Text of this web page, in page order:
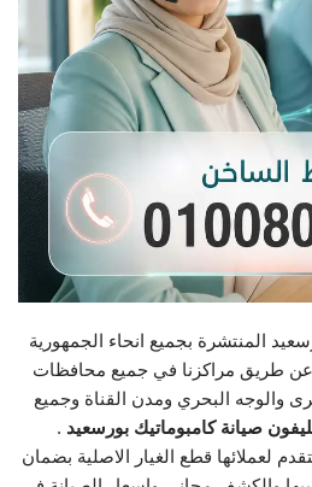
المنتشرة بجميع انحاء الجمهورية
عن طريق مراكزنا في جميع محافظات
والوجه البحري ومدن القناة وجميع
صيانة كامبوماتيك بورسعيد .
لعملائها قطع الغيار الاصلية بضمان